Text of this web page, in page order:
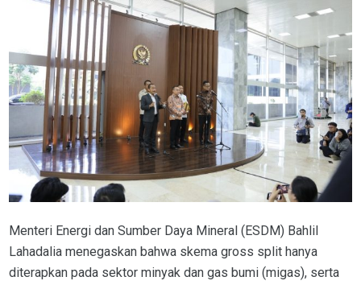
Menteri Energi dan Sumber Daya Mineral (ESDM) Bahlil
Lahadalia menegaskan bahwa skema gross split hanya
diterapkan pada sektor minyak dan gas bumi (migas), serta